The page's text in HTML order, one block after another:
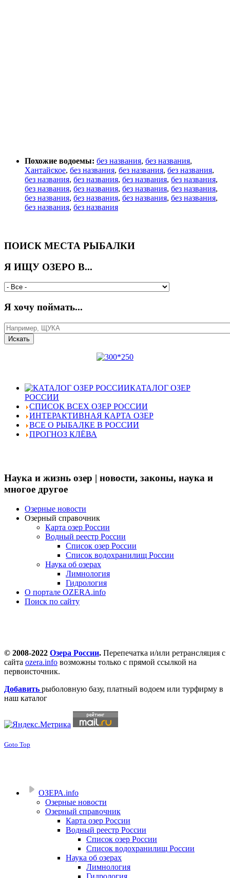
Похожие водоемы: без названия, без названия,
Хантайское, без названия, без названия, без названия,
без названия, без названия, без названия, без названия,
без названия, без названия, без названия, без названия,
без названия, без названия, без названия, без названия,
без названия, без названия
ПОИСК МЕСТА РЫБАЛКИ
Я ИЩУ ОЗЕРО В...
Я хочу поймать...
КАТАЛОГ ОЗЕР
РОССИИ
СПИСОК ВСЕХ ОЗЕР РОССИИ
ИНТЕРАКТИВНАЯ КАРТА ОЗЕР
ВСЕ О РЫБАЛКЕ В РОССИИ
ПРОГНОЗ КЛЁВА
Наука и жизнь озер | новости, законы, наука и
многое другое
Озерные новости
Озерный справочник
Карта озер России
Водный реестр России
Список озер России
Список водохранилищ России
Наука об озерах
Лимнология
Гидрология
О портале OZERA.info
Поиск по сайту
© 2008-2022 Озера России. Перепечатка и/или ретрансляция с
сайта ozera.info возможны только с прямой ссылкой на
первоисточник.
Добавить рыболовную базу, платный водоем или турфирму в
наш каталог
Goto Top
ОЗЕРА.info
Озерные новости
Озерный справочник
Карта озер России
Водный реестр России
Список озер России
Список водохранилищ России
Наука об озерах
Лимнология